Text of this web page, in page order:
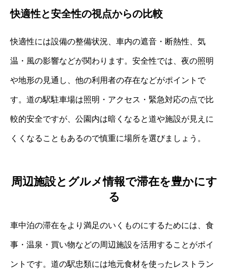
快適性と安全性の視点からの比較
快適性には設備の整備状況、車内の遮音・断熱性、気
温・風の影響などが関わります。安全性では、夜の照明
や地形の見通し、他の利用者の存在などがポイントで
す。道の駅駐車場は照明・アクセス・緊急対応の点で比
較的安全ですが、公園内は暗くなると道や施設が見えに
くくなることもあるので慎重に場所を選びましょう。
周辺施設とグルメ情報で滞在を豊かにす
る
車中泊の滞在をより満足のいくものにするためには、食
事・温泉・買い物などの周辺施設を活用することがポイ
ントです。道の駅忠類には地元食材を使ったレストラン